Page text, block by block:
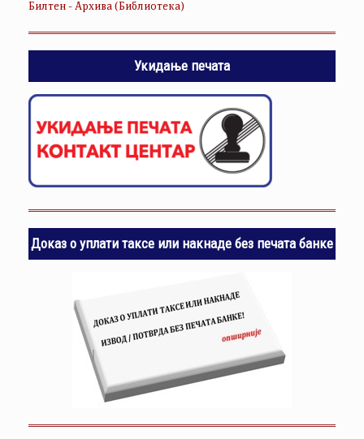
Билтен - Архива (Библиотека)
Укидање печата
Доказ о уплати таксе или накнаде без печата банке